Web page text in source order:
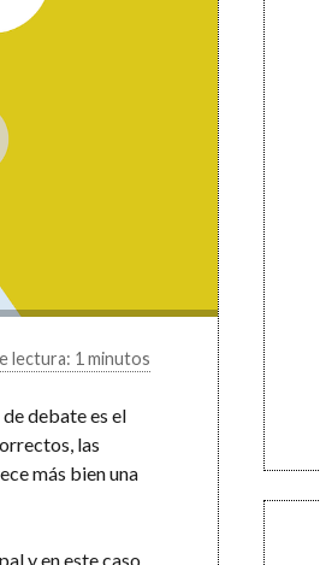
lectura: 1 minutos
debate es el
las
más bien una
y en este caso